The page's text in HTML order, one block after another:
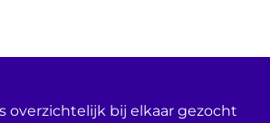
overzichtelijk bij elkaar gezocht